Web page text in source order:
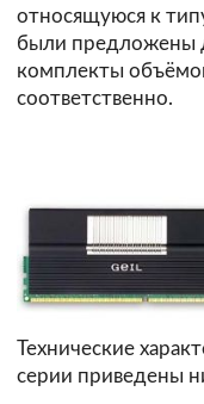
относящуюся к
были предложены
комплекты
соответственно.
Технические
серии приведены